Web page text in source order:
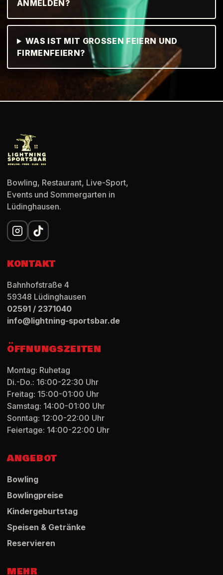
ANMELDEN?
WAS IST MIT GROSSEN FEIERN UND F
IRMENFEIERN?
Bowling, Restaurant, Live-Sport,
Events und Sommergarten in
Lüdinghausen.
KONTAKT
Bahnhofstraße 4
59348 Lüdinghausen
02591 / 2371040
info@lightning-sportsbar.de
ÖFFNUNGSZEITEN
Montag: Ruhetag
Di.-Do.: 16:00-22:30 Uhr
Freitag: 15:00-01:00 Uhr
Samstag: 14:00-01:00 Uhr
Sonntag: 12:00-22:00 Uhr
Feiertage: 14:00-22:00 Uhr
ANGEBOT
Bowling
Bowlingpreise
Kindergeburtstag
Speisen & Getränke
Reservieren
MEHR